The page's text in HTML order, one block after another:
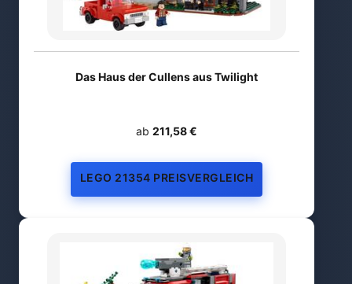
Das Haus der Cullens aus Twilight
ab 211,58 €
LEGO 21354 PREISVERGLEICH